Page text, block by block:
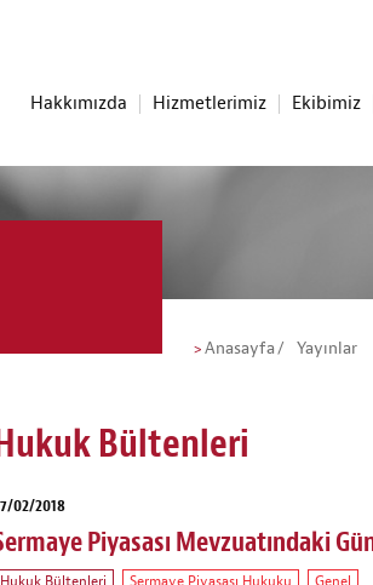
Hakkımızda Hizmetlerimiz Ekibimiz
Anasayfa Yayınlar
Bültenleri
02/2018
Piyasası Mevzuatındaki